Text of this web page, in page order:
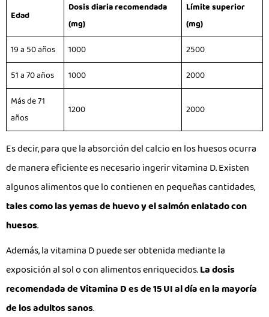
Edad
Dosis diaria recomendada
(mg)
Límite superior
(mg)
19 a 50 años
1000
2500
51 a 70 años
1000
2000
Más de 71
años
1200 2000
Es decir, para que la absorción del calcio en los huesos ocurra
de manera eficiente es necesario ingerir vitamina D. Existen
algunos alimentos que lo contienen en pequeñas cantidades,
tales como las yemas de huevo y el salmón enlatado con
huesos.
Además, la vitamina D puede ser obtenida mediante la
exposición al sol o con alimentos enriquecidos.La dosis
recomendada de Vitamina D es de 15 UI al día en la mayoría
de los adultos sanos.